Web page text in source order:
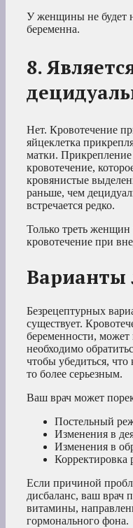
У женщины не будет
беременна.
8.
Нет. Кровотечение
яйцеклетка
матки.
кровотечение,
кровянистые
раньше, чем
встречается редко.
Только треть
кровотечение при
Варианты
Безрецептурных
существует.
беременности,
необходимо
чтобы убедиться, что
то более серьезным.
Ваш врач может
Постельный
Изменения в
Изменения в
Корректировка
Если причиной
дисбаланс, ваш врач
витамины,
гормонального фона.